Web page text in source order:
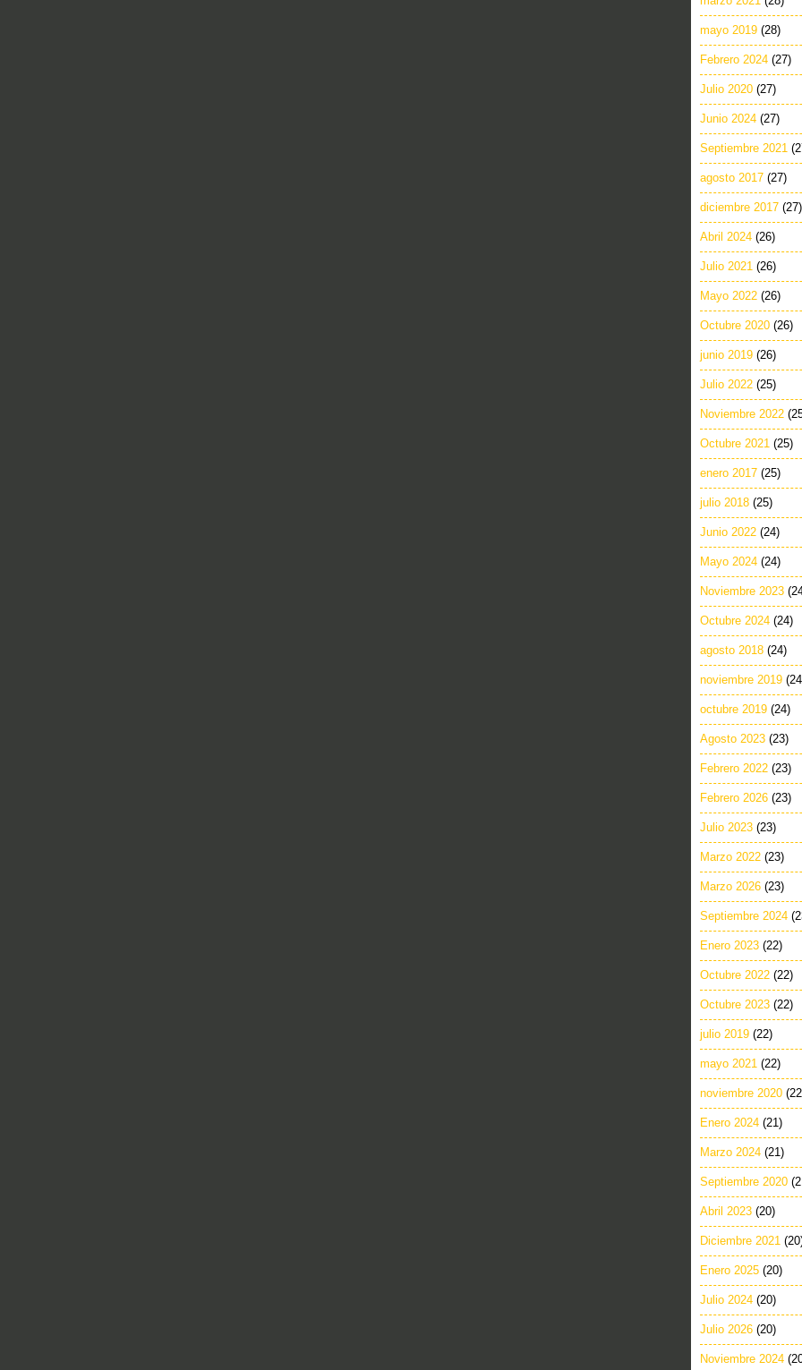
mayo 2019 (28)
Febrero 2024 (27)
Julio 2020 (27)
Junio 2024 (27)
Septiembre 2021
agosto 2017 (27)
diciembre 2017 (27)
Abril 2024 (26)
Julio 2021 (26)
Mayo 2022 (26)
Octubre 2020 (26)
junio 2019 (26)
Julio 2022 (25)
Noviembre 2022
Octubre 2021 (25)
enero 2017 (25)
julio 2018 (25)
Junio 2022 (24)
Mayo 2024 (24)
Noviembre 2023
Octubre 2024 (24)
agosto 2018 (24)
noviembre 2019
octubre 2019 (24)
Agosto 2023 (23)
Febrero 2022 (23)
Febrero 2026 (23)
Julio 2023 (23)
Marzo 2022 (23)
Marzo 2026 (23)
Septiembre 2024
Enero 2023 (22)
Octubre 2022 (22)
Octubre 2023 (22)
julio 2019 (22)
mayo 2021 (22)
noviembre 2020
Enero 2024 (21)
Marzo 2024 (21)
Septiembre 2020
Abril 2023 (20)
Diciembre 2021
Enero 2025 (20)
Julio 2024 (20)
Julio 2026 (20)
Noviembre 2024